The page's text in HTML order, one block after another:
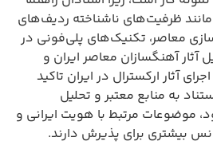
ظرفیت‌های ناشناخته ردیف‌های
معاصر، تکنیک‌های پلی‌فونی در
آهنگسازان معاصر ایران و
آثار ارکسترال در ایران تاکید
به منابع معتبر و تحلیل
موضوعات مرتبط با هویت ایرانی و
بیشتری برای پذیرش دارند.